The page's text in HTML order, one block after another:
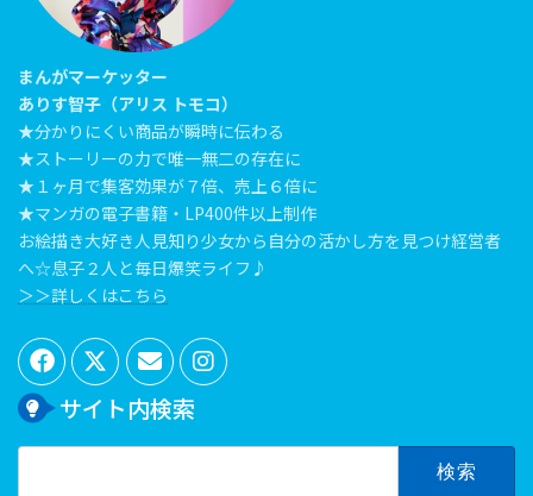
まんがマーケッター
ありす智子（アリス トモコ）
★分かりにくい商品が瞬時に伝わる
★ストーリーの力で唯一無二の存在に
★１ヶ月で集客効果が７倍、売上６倍に
★マンガの電子書籍・LP400件以上制作
お絵描き大好き人見知り少女から自分の活かし方を見つけ経営者
へ☆息子２人と毎日爆笑ライフ♪
＞＞詳しくはこちら
サイト内検索
検